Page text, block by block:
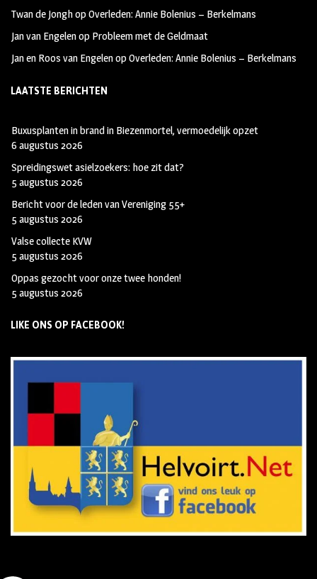
Twan de JonghopOverleden: Annie Bolenius – Berkelmans
Jan van Engelenop Probleem met de Geldmaat
Jan en Roos van EngelenopOverleden: Annie Bolenius – Berkelmans
LAATSTE BERICHTEN
Buxusplanten in brand in Biezenmortel, vermoedelijk opzet
6 augustus 2026
Spreidingswet asielzoekers: hoe zit dat?
5 augustus 2026
Bericht voor de leden van Vereniging 55+
5 augustus 2026
Valse collecte KVW
5 augustus 2026
Oppas gezocht voor onze twee honden!
5 augustus 2026
LIKE ONS OP FACEBOOK!